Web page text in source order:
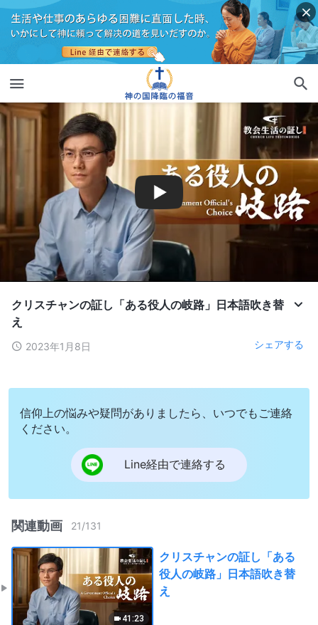
クリスチャンの証し「ある役人の岐路」日本語吹き替
え
2023年1月8日 シェアする
信仰上の悩みや疑問がありましたら、いつでもご連絡
ください。
Line経由で連絡する
関連動画 21/131
41:23
クリスチャンの証し「ある
役人の岐路」日本語吹き替
え